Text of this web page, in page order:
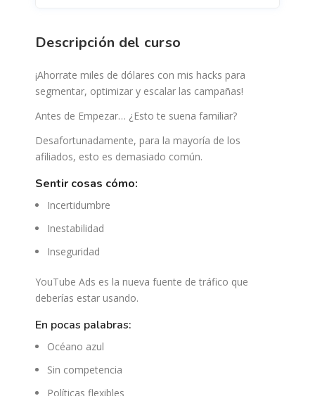
Descripción del curso
¡Ahorrate miles de dólares con mis hacks para
segmentar, optimizar y escalar las campañas!
Antes de Empezar… ¿Esto te suena familiar?
Desafortunadamente, para la mayoría de los
afiliados, esto es demasiado común.
sentir cosas cómo:
Incertidumbre
Inestabilidad
Inseguridad
YouTube Ads es la nueva fuente de tráfico que
deberías estar usando.
en pocas palabras:
Océano azul
Sin competencia
Políticas flexibles